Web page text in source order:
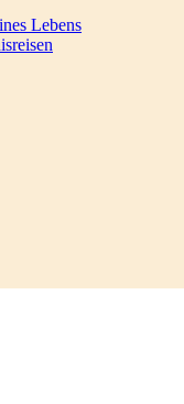
Lebens